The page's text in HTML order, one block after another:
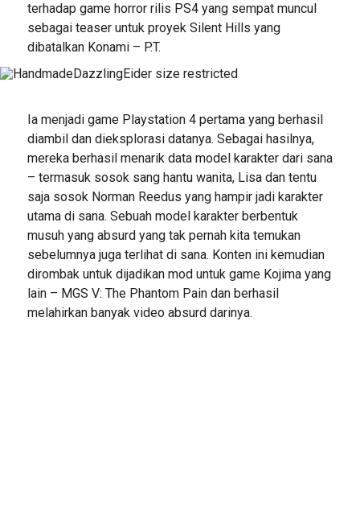
terhadap game horror rilis PS4 yang sempat muncul
sebagai teaser untuk proyek Silent Hills yang
dibatalkan Konami – P.T.
Ia menjadi game Playstation 4 pertama yang berhasil
diambil dan dieksplorasi datanya. Sebagai hasilnya,
mereka berhasil menarik data model karakter dari sana
– termasuk sosok sang hantu wanita, Lisa dan tentu
saja sosok Norman Reedus yang hampir jadi karakter
utama di sana. Sebuah model karakter berbentuk
musuh yang absurd yang tak pernah kita temukan
sebelumnya juga terlihat di sana. Konten ini kemudian
dirombak untuk dijadikan mod untuk game Kojima yang
lain – MGS V: The Phantom Pain dan berhasil
melahirkan banyak video absurd darinya.